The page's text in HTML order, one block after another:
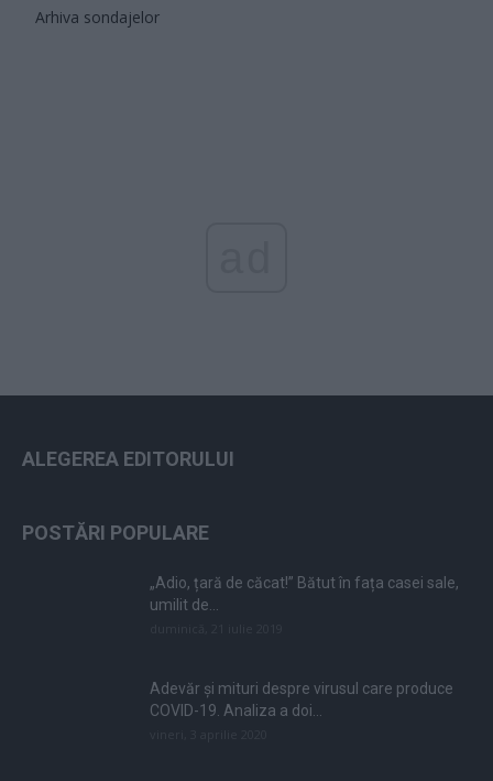
Arhiva sondajelor
ALEGEREA EDITORULUI
POSTĂRI POPULARE
„Adio, țară de căcat!” Bătut în fața casei sale,
umilit de...
Adevăr și mituri despre virusul care produce
COVID-19. Analiza a doi...